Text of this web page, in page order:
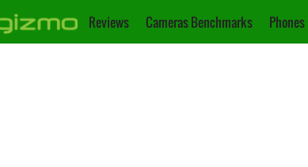
Reviews Cameras Benchmarks Phones